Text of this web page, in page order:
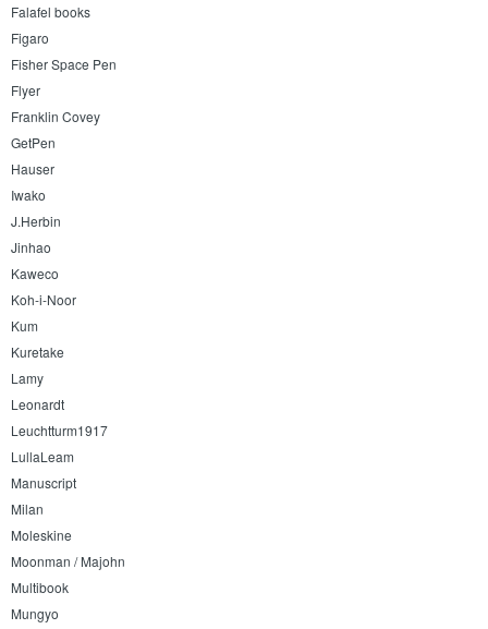
Falafel books
Figaro
Fisher Space Pen
Flyer
Franklin Covey
GetPen
Hauser
Iwako
J.Herbin
Jinhao
Kaweco
Koh-i-Noor
Kum
Kuretake
Lamy
Leonardt
Leuchtturm1917
LullaLeam
Manuscript
Milan
Moleskine
Moonman / Majohn
Multibook
Mungyo